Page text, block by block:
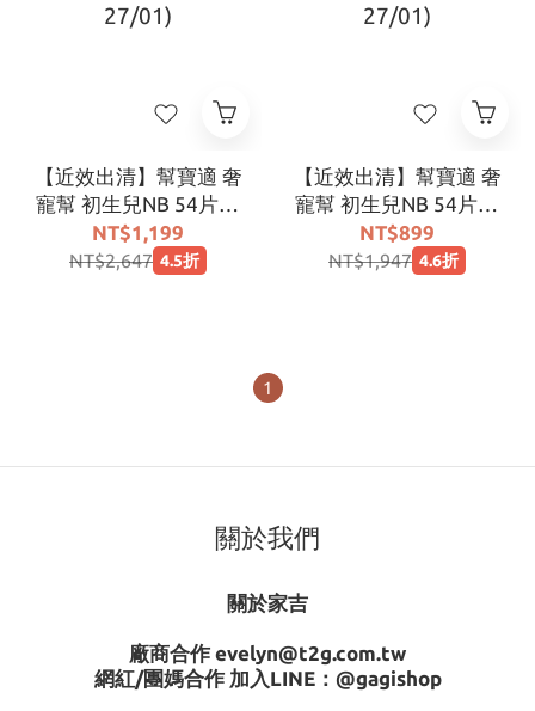
【近效出清】幫寶適 奢
寵幫 初生兒NB 54片*4
包(效期2026/11~少量
27/01)
NT$1,199
NT$2,647 4.5折
【近效出清】幫寶適 奢
寵幫 初生兒NB 54片*3
包(效期2026/11~少量
27/01)
NT$899
NT$1,947 4.6折
1
關於我們
關於家吉
廠商合作 evelyn@t2g.com.tw
網紅/團媽合作 加入LINE： @gagishop